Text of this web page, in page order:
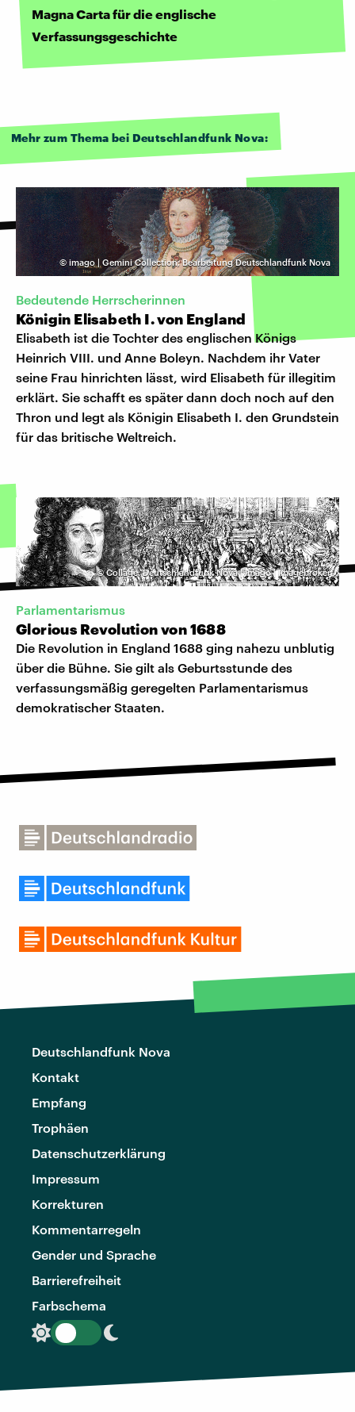
Magna Carta für die englische
Verfassungsgeschichte
Mehr zum Thema bei Deutschlandfunk Nova:
©imago | Gemini Collection; Bearbeitung Deutschlandfunk Nova
Bedeutende Herrscherinnen
Königin Elisabeth I. von England
Elisabeth ist die Tochter des englischen Königs
Heinrich VIII. und Anne Boleyn. Nachdem ihr Vater
seine Frau hinrichten lässt, wird Elisabeth für illegitim
erklärt. Sie schafft es später dann doch noch auf den
Thron und legt als Königin Elisabeth I. den Grundstein
für das britische Weltreich.
©Collage: Deutschlandfunk Nova | Imago | Imagebroker
Parlamentarismus
Glorious Revolution von 1688
Die Revolution in England 1688 ging nahezu unblutig
über die Bühne. Sie gilt als Geburtsstunde des
verfassungsmäßig geregelten Parlamentarismus
demokratischer Staaten.
Deutschlandfunk Nova
Kontakt
Empfang
Trophäen
Datenschutzerklärung
Impressum
Korrekturen
Kommentarregeln
Gender und Sprache
Barrierefreiheit
Farbschema